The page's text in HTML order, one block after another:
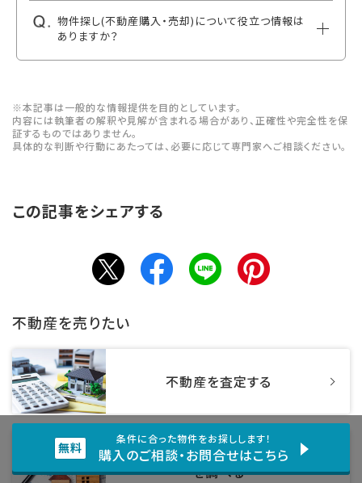
条件に合った物件をお探しします！
購入のご相談・お問合せはこちら
物件探し(不動産購入・売却)について役立つ情報は
ありますか？
※本記事は一般的な情報提供を目的としています。
内容には執筆者の解釈や見解が含まれる場合があり、正確性や完全性を保
証するものではありません。
具体的な判断や行動にあたっては、必要に応じて専門家へご相談ください。
この記事をシェアする
不動産を売りたい
不動産を査定する
不動産売却相場
を調べる